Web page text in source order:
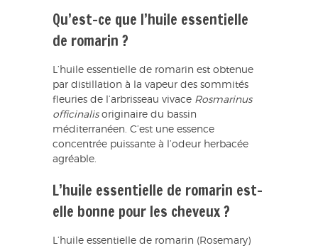
Qu’est-ce que l’huile essentielle
de romarin ?
L’huile essentielle de romarin est obtenue
par distillation à la vapeur des sommités
fleuries de l’arbrisseau vivace Rosmarinus
officinalisoriginaire du bassin
méditerranéen. C’est une essence
concentrée puissante à l’odeur herbacée
agréable.
L’huile essentielle de romarin est-
elle bonne pour les cheveux ?
L’huile essentielle de romarin (Rosemary)